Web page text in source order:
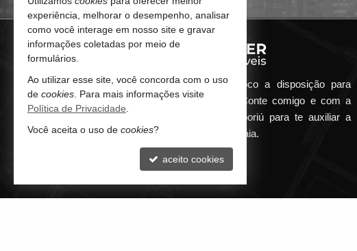
Qualquer dúvida que surgir me coloco a disposição para
atender de maneira ágil e eficiente. Conte comigo e com a
minha imobiliária em Balneário Camboriú para te auxiliar a
encontrar o seu imóvel ideal aqui na Praia.
experiência, melhorar o desempenho, analisar
como você interage em nosso site e gravar
informações coletadas por meio de
formulários.
Ao utilizar esse site, você concorda com o uso
de cookies . Para mais informações visite
Política de Privacidade
Você aceita o uso de cookies?
aceito cookies